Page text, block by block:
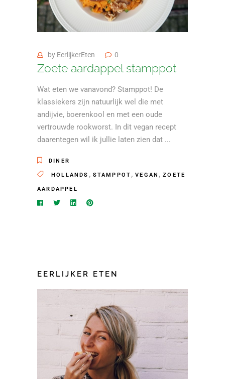
by EerlijkerEten 0
Zoete aardappel stamppot
Wat eten we vanavond? Stamppot! De
klassiekers zijn natuurlijk wel die met
andijvie, boerenkool en met een oude
vertrouwde rookworst. In dit vegan recept
daarentegen wil ik jullie laten zien dat
DINER
HOLLANDS , STAMPPOT ,VEGAN ,ZOETE
AARDAPPEL
EERLIJKER ETEN